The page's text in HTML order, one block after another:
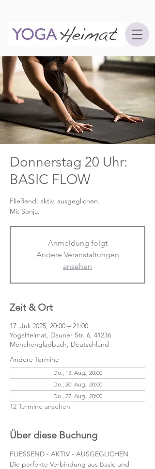
Donnerstag 20 Uhr:
BASIC FLOW
Fließend, aktiv, ausgeglichen.
Mit Sonja.
Anmeldung folgt
Andere Veranstaltungen
ansehen
Zeit & Ort
17. Juli 2025, 20:00 – 21:00
YogaHeimat, Dauner Str. 6, 41236
Mönchengladbach, Deutschland
Andere Termine
Do., 13. Aug., 20:00
Do., 20. Aug., 20:00
Do., 27. Aug., 20:00
12 Termine ansehen
Über diese Buchung
FLIESSEND - AKTIV - AUSGEGLICHEN
Die perfekte Verbindung aus Basic und